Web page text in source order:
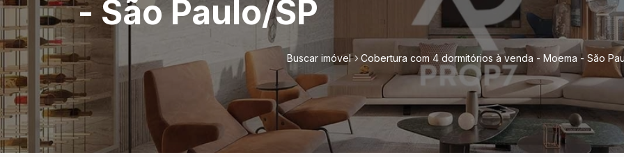
- São Paulo/SP
Buscar imóvel Cobertura com 4 dormitórios à venda - Moema - São